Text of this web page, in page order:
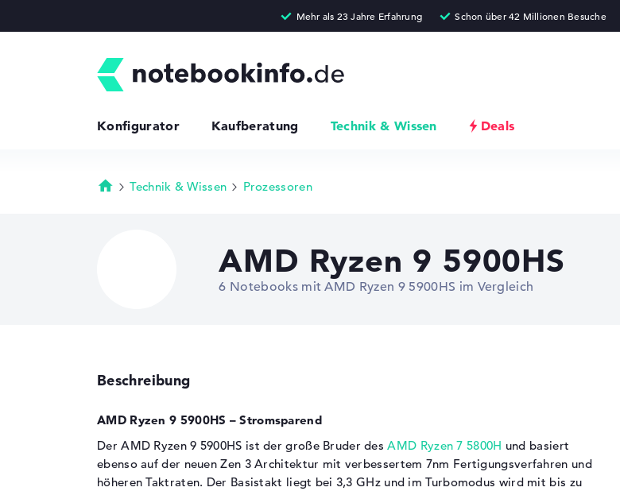
Konfigurator Kaufberatung Technik & Wissen Deals
Startseite
Technik & Wissen Prozessoren
AMD Ryzen 9 5900HS
6 Notebooks mit AMD Ryzen 9 5900HS im Vergleich
Beschreibung
AMD Ryzen 9 5900HS – Stromsparend
Der AMD Ryzen 9 5900HS ist der große Bruder desAMD Ryzen 7 5800H und basiert
ebenso auf der neuen Zen 3 Architektur mit verbessertem 7nm Fertigungsverfahren und
höheren Taktraten. Der Basistakt liegt bei 3,3 GHz und im Turbomodus wird mit bis zu